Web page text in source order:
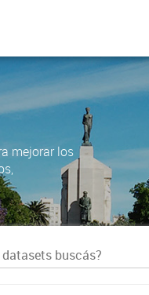
mejorar los